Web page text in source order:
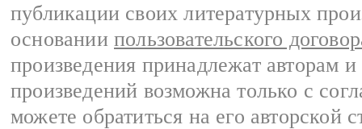
публикации своих литературных
основании пользовательского
произведения принадлежат авторам
произведений возможна только с
можете обратиться на его авторской